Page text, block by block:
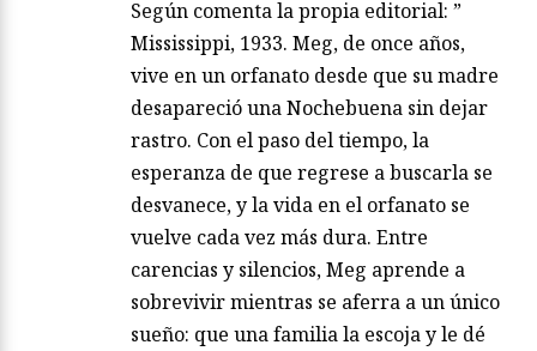
Según comenta la propia editorial: ”
Mississippi, 1933. Meg, de once años,
vive en un orfanato desde que su madre
desapareció una Nochebuena sin dejar
rastro. Con el paso del tiempo, la
esperanza de que regrese a buscarla se
desvanece, y la vida en el orfanato se
vuelve cada vez más dura. Entre
carencias y silencios, Meg aprende a
sobrevivir mientras se aferra a un único
sueño: que una familia la escoja y le dé